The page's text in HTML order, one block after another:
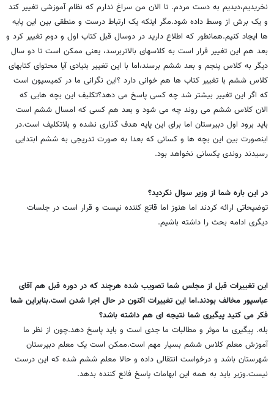
نخریدیم،دیدیم به دست مردم. تا الان من سراغ ندارم که نظام آموزشی تغییر کند
و یک برش از وسط داده شود.مگر اینکه یک ارتباط درست و منطقی بین این پایه
ها ایجاد کنیم.همانطور که اطلاع دارید در دوسال قبل کتاب اول و دوم تغییر کرد و
بعد هم این تغییر قرار است به کلاسهای بالاتربرسد، یعنی ممکن است تا دو سال
دیگر به کلاس پنجم و بعد ششم برسند،اما با این تغییر بنیادی آیا محتوای کتابهای
کلاس ششم با تغییر کتاب ها هم خوانی دارد ؟این نگرانی ما در کمیسیون است
که اگر این تغییر بیشتر شد چه کسی پاسخ می دهد؟تکلیف این بچه هایی که
الان کلاس ششم می روند چه می شود و بعد هم کسی که امسال ششم است
باید برود اول دبیرستان اما برای این پایه هدف گذاری نشده و بلاتکلیف است.در
اینصورت بین این بچه ها و کسانی که بعدا به صورت تدریجی به ششم ابتدایی
رسیدند روندی یکسانی نخواهد بود.
در این باره شما از وزیر سوال نکردید؟
توضیحاتی ارائه کردند اما هنوز اما قاتع کننده نیست و قرار است در جلسات
دیگری ادامه بحث را داشته باشیم.
این تغییرات قبل از مجلس شما تصویب شده هرچند که در دوره قبل هم آقای
عباسپور مخالف بودند.اما این تغییرات اکنون در حال اجرا شدن است.بنابراین شما
فکر می کنید پیگیری شما نتیجه ای هم داشته باشد؟
بله. پیگیری ما موثر و مطالبات ما جدی است و باید پاسخ دهد.چون از نظر ما
آموزش معلم کلاس ششم بسیار مهم است.ممکن است یک معلم دبیرستان
شهرستان باشد و درخواست انتقالی داده و حالا معلم ششم شده که این درست
نیست.وزیر باید به همه این ابهامات پاسخ فانع کننده بدهد.